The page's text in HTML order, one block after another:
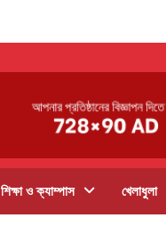
শিক্ষা ও ক্যাম্পাস খেলাধুলা